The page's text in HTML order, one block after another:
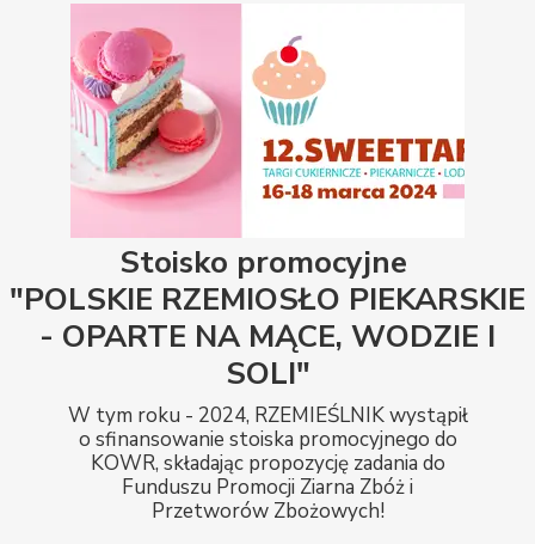
W tym roku - 2024, RZEMIEŚLNIK wystąpił
o sfinansowanie stoiska promocyjnego do
KOWR, składając propozycję zadania do
Funduszu Promocji Ziarna Zbóż i
Przetworów Zbożowych!
Stoisko promocyjne
"POLSKIE RZEMIOSŁO PIEKARSKIE
- OPARTE NA MĄCE, WODZIE I
SOLI"